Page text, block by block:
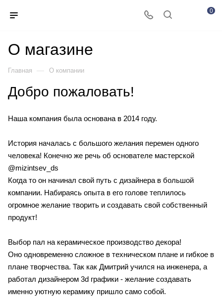
0
О магазине
Главная — О компании
Добро пожаловать!
Наша компания была основана в 2014 году.
История началась с большого желания перемен одного
человека! Конечно же речь об основателе мастерской
@mizintsev_ds
Когда то он начинал свой путь с дизайнера в большой
компании. Набираясь опыта в его голове теплилось
огромное желание творить и создавать свой собственный
продукт!
Выбор пал на керамическое производство декора!
Оно одновременно сложное в техническом плане и гибкое в
плане творчества. Так как Дмитрий учился на инженера, а
работал дизайнером 3d графики - желание создавать
именно уютную керамику пришло само собой.